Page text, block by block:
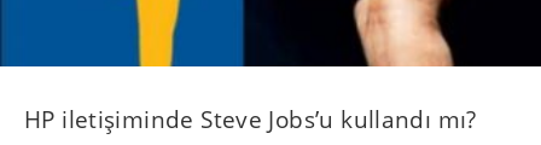
HP iletişiminde Steve Jobs’u kullandı mı?